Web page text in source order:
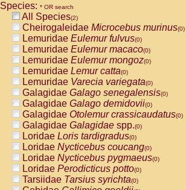
Species: * OR search
All Species(2)
Cheirogaleidae Microcebus murinus(0)
Lemuridae Eulemur fulvus(0)
Lemuridae Eulemur macaco(0)
Lemuridae Eulemur mongoz(0)
Lemuridae Lemur catta(0)
Lemuridae Varecia variegata(0)
Galagidae Galago senegalensis(0)
Galagidae Galago demidovii(0)
Galagidae Otolemur crassicaudatus(0)
Galagidae Galagidae spp.(0)
Loridae Loris tardigradus(0)
Loridae Nycticebus coucang(0)
Loridae Nycticebus pygmaeus(0)
Loridae Perodicticus potto(0)
Tarsiidae Tarsius syrichta(0)